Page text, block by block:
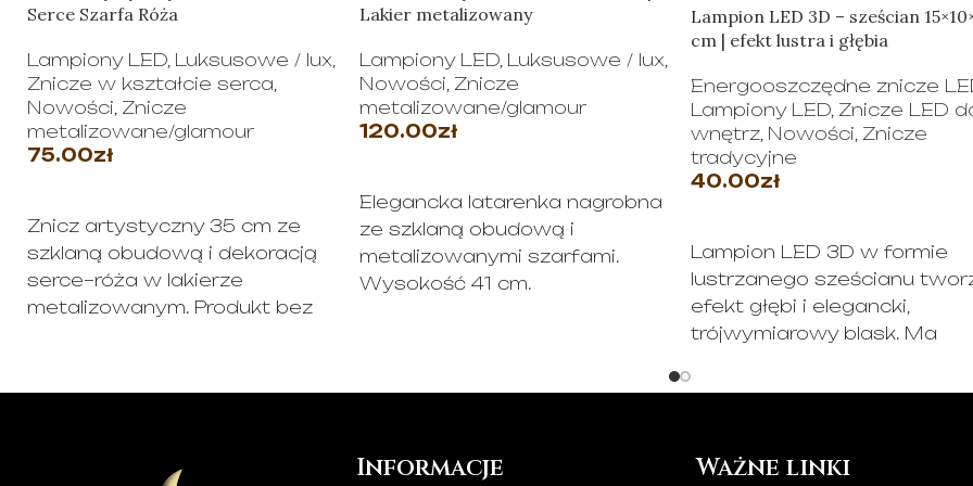
Serce Szarfa Róża
Lampiony LED Luksusowe / lux
Znicze w kształcie serca
Nowości Znicze
metalizowane/glamour
75.00zł
Znicz artystyczny 35 cm ze
szklaną obudową i dekoracją
serce–róża w lakierze
metalizowanym. Produkt bez
Lakier metalizowany
Lampiony LED, Luksusowe / lux
Nowości Znicze
metalizowane/glamour
120.00zł
Elegancka latarenka nagrobna
ze szklaną obudową i
metalizowanymi szarfami.
Wysokość 41 cm.
Lampion LED 3D – sześcian
cm | efekt lustra i głębia
Energooszczędne znicze
Lampiony LED Znicze LED
wnętrz Nowości Znicze
tradycyjne
40.00zł
Lampion LED 3D w formie
lustrzanego sześcianu
efekt głębi i elegancki,
trójwymiarowy blask. Ma
Informacje Ważne linki